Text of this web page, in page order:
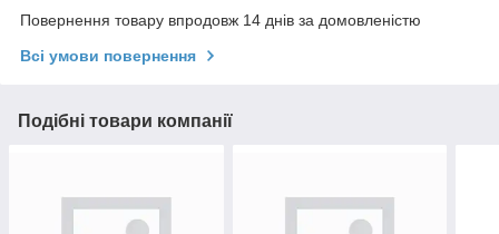
Повернення товару впродовж 14 днів за домовленістю
Всі умови повернення
Подібні товари компанії